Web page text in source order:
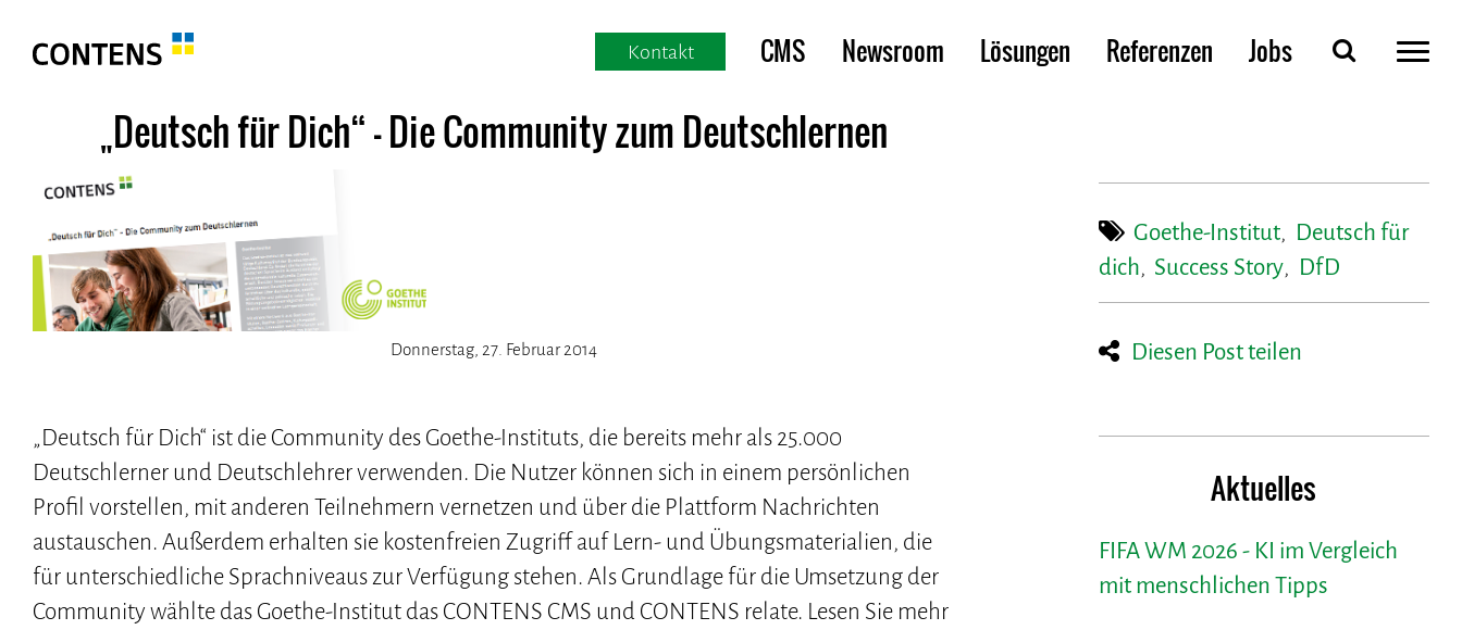
Kontakt CMS Newsroom Lösungen Referenzen Jobs
„Deutsch für Dich“ - Die Community zum Deutschlernen
Donnerstag, 27. Februar 2014
„Deutsch für Dich“ ist die Community des Goethe-Instituts, die bereits mehr als 25.000
Deutschlerner und Deutschlehrer verwenden. Die Nutzer können sich in einem persönlichen
Profil vorstellen, mit anderen Teilnehmern vernetzen und über die Plattform Nachrichten
austauschen. Außerdem erhalten sie kostenfreien Zugriff auf Lern- und Übungsmaterialien, die
für unterschiedliche Sprachniveaus zur Verfügung stehen. Als Grundlage für die Umsetzung der
Community wählte das Goethe-Institut das CONTENS CMS und CONTENS relate. Lesen Sie mehr
Goethe-Institut, Deutsch für
dich, Success Story, DfD
Diesen Post teilen
Aktuelles
FIFA WM 2026 - KI im Vergleich
mit menschlichen Tipps